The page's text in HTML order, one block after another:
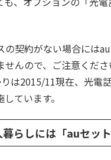
の契約がない場合には
んので、ご注意くださ
は2015/11現在、光電
ています。
らしには「auセッ